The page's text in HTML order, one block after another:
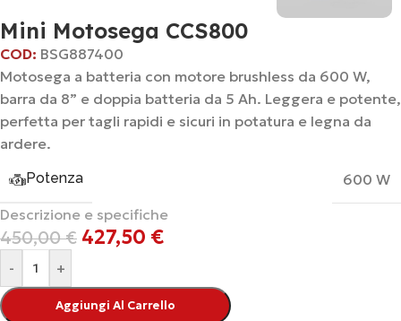
Mini Motosega CCS800
COD: BSG887400
Motosega a batteria con motore brushless da 600 W,
barra da 8” e doppia batteria da 5 Ah. Leggera e potente,
perfetta per tagli rapidi e sicuri in potatura e legna da
ardere.
Potenza
600 W
Descrizione e specifiche
450,00€ 427,50 €
- +
Aggiungi Al Carrello